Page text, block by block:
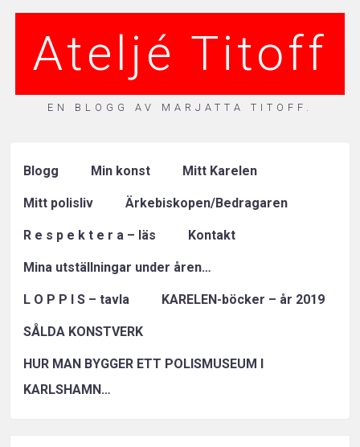
Ateljé Titoff
EN BLOGG AV MARJATTA TITOFF.
Blogg Min konst Mitt Karelen
Mitt polisliv Ärkebiskopen/Bedragaren
R e s p e k t e r a – läs Kontakt
Mina utställningar under åren…
L O P P I S – tavla KARELEN-böcker – år 2019
SÅLDA KONSTVERK
HUR MAN BYGGER ETT POLISMUSEUM I
KARLSHAMN…